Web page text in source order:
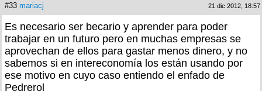
#33 mariacj 21 dic 2012, 18:57
Es necesario ser becario y aprender para poder
trabajar en un futuro pero en muchas empresas se
aprovechan de ellos para gastar menos dinero, y no
sabemos si en intereconomía los están usando por
ese motivo en cuyo caso entiendo el enfado de
Pedrerol